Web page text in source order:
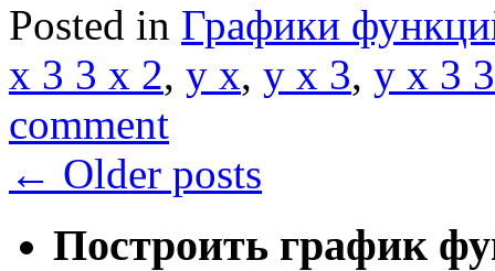
Posted in Графики
x 3 3 x 2, y x, y x 3, y x 3 3
comment
← Older posts
Построить график